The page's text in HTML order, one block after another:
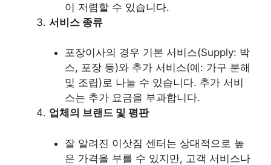
이 저렴할 수 있습니다.
서비스 종류
포장이사의 경우 기본 서비스(Supply: 박
스, 포장 등)와 추가 서비스(예: 가구 분해
및 조립)로 나눌 수 있습니다. 추가 서비
스는 추가 요금을 부과합니다.
업체의 브랜드 및 평판
잘 알려진 이삿짐 센터는 상대적으로 높
은 가격을 부를 수 있지만, 고객 서비스나